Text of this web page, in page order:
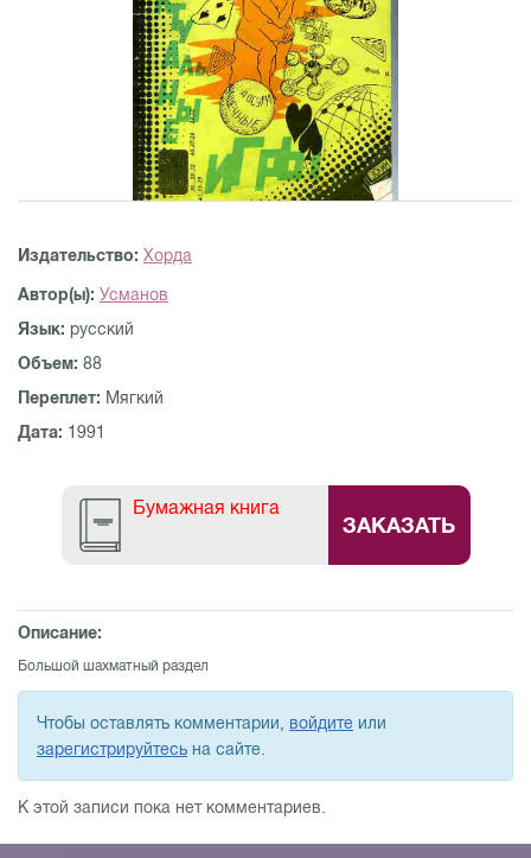
Издательство: Хорда
Автор(ы): Усманов
Язык: русский
Объем: 88
Переплет: Мягкий
Дата: 1991
Бумажная книга
ЗАКАЗАТЬ
Описание:
Большой шахматный раздел
Чтобы оставлять комментарии, войдите или
зарегистрируйтесь на сайте.
К этой записи пока нет комментариев.